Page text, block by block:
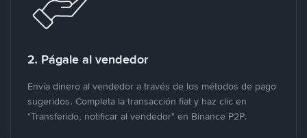
2. Págale al vendedor
Envía dinero al vendedor a través de los métodos de pago
sugeridos. Completa la transacción fiat y haz clic en
"Transferido, notificar al vendedor" en Binance P2P.